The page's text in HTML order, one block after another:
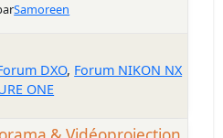
Samoreen
DXO Forum NIKON NX
ONE